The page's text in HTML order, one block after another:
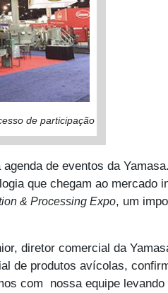
de participação
de eventos da
que chegam ao mercado
& Processing Expo, um
diretor comercial da
de produtos avícolas,
com nossa equipe